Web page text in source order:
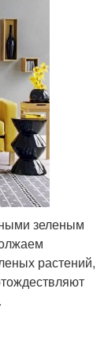
зеленым
растений,